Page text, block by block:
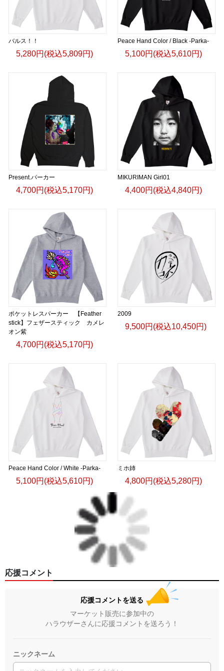
バルス！！
5,280円(税込5,809円)
Peace Hand Color / Black -Parka-
5,100円(税込5,610円)
Present.パーカー
4,700円(税込5,170円)
MIKURIMAN Girl01
4,400円(税込4,840円)
ポケットレスパーカー 【Feather
stick】フェザースティック カメレ
オン紫
4,700円(税込5,170円)
2009
9,500円(税込10,450円)
Peace Hand Color / White -Parka-
5,100円(税込5,610円)
ミホ姉
4,800円(税込5,280円)
応援コメント
応援コメントを送る
マーケット販売に参加中の
ハラウザーさんに応援コメントを送ろう！
ニックネーム